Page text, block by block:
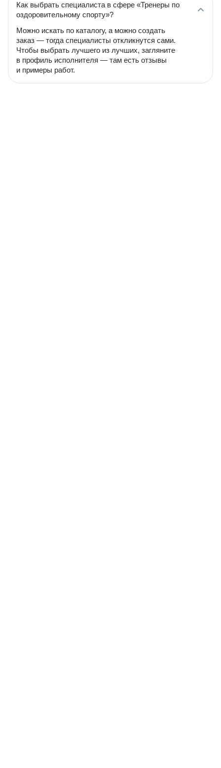
Как выбрать специалиста в сфере «Тренеры по
оздоровительному спорту»?
Можно искать по каталогу, а можно создать
заказ — тогда специалисты откликнутся сами.
Чтобы выбрать лучшего из лучших, загляните
в профиль исполнителя — там есть отзывы
и примеры работ.